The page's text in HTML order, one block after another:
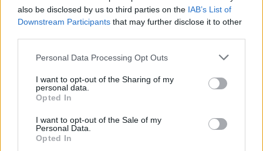
also be disclosed by us to third parties on the IAB’s List of
Downstream Participants that may further disclose it to other
Please note that this website/app uses one or more Google
not limited to your visit or usage behaviour. You may click to
grant or deny consent to Google and its third-party tags to
use your data for below specified purposes in below Google
consent section.
Personal Data Processing Opt Outs
I want to opt-out of the Sharing of my
personal data.
Opted In
I want to opt-out of the Sale of my
Personal Data.
Opted In
Se si è a piedi, indietreggiare verso un varco o un
portone, lasciando libero il percorso.
– Animale ferito: non intervenire direttamente; il
dolore può innescarereazioni imprevedibili
Limitarsi a proteggere l’area da altri passanti e
avvisare i servizi competenti.
– Attività all’aperto: nelle uscite con cani, preferire
percorsi ampi e